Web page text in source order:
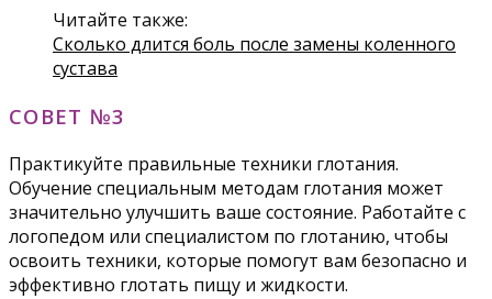
Читайте также:
Сколько длится боль после замены коленного
сустава
СОВЕТ №3
Практикуйте правильные техники глотания.
Обучение специальным методам глотания может
значительно улучшить ваше состояние. Работайте с
логопедом или специалистом по глотанию, чтобы
освоить техники, которые помогут вам безопасно и
эффективно глотать пищу и жидкости.